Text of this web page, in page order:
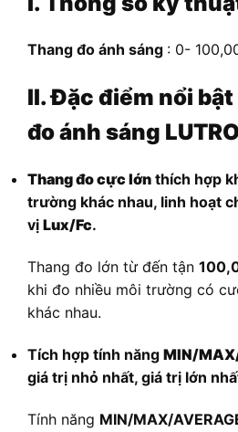
Thang đo ánh sáng : 0-
II. Đặc điểm nổi
đo ánh sáng
Thang đo cực lớn thích hợp
trường khác nhau, linh hoạt
vị Lux/Fc.
Thang đo lớn từ đến tận
khi đo nhiều môi trường có
khác nhau.
Tích hợp tính năng MIN/
giá trị nhỏ nhất, giá trị lớn
Tính năng MIN/MAX/